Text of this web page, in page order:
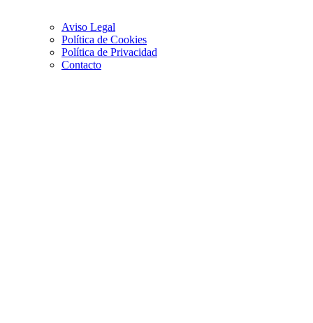
Aviso Legal
Política de Cookies
Política de Privacidad
Contacto